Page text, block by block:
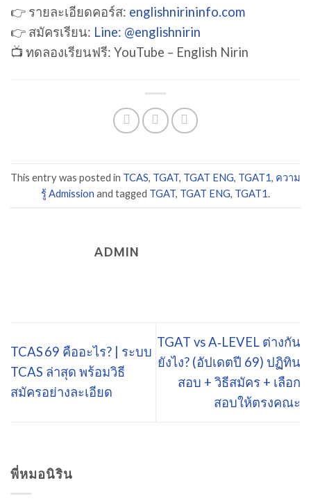
👉 รายละเอียดคอร์ส: englishnirininfo.com
👉 สมัครเรียน: Line: @englishnirin
📺 ทดลองเรียนฟรี: YouTube – English Nirin
This entry was posted in TCAS TGAT TGAT ENG TGAT1 ความ
รู้ Admission and tagged TGAT TGAT ENG TGAT1
ADMIN
TCAS 69 คืออะไร? | ระบบ
TCAS ล่าสุด พร้อมวิธี
สมัครอย่างละเอียด
TGAT vs A‑LEVEL ต่างกัน
ยังไง? (อัปเดตปี 69) ปฏิทิน
สอบ + วิธีสมัคร + เลือก
สอบให้ตรงคณะ
พี่หมอนิริน